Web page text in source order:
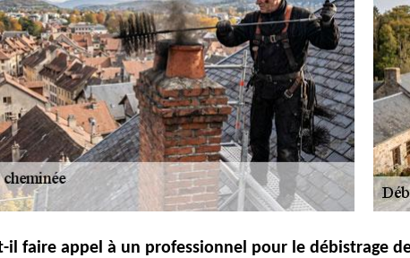
il faire appel à un professionnel pour le débistrage